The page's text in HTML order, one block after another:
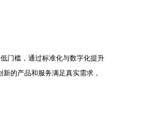
门槛，通过标准化与数字化提升
的产品和服务满足真实需求，